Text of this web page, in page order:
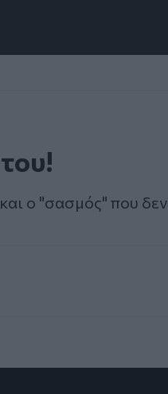
ο "σασμός" που δεν